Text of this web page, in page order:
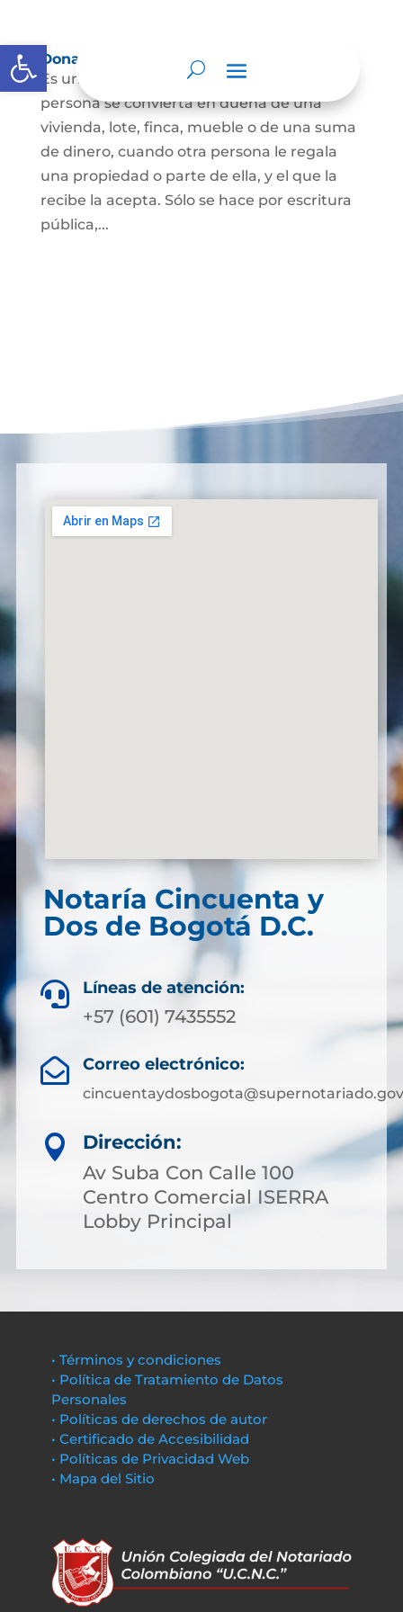
Abrir barra de herramientas
Donación
Es uno de los contratos cuyo fin es que una
persona se convierta en dueña de una
vivienda, lote, finca, mueble o de una suma
de dinero, cuando otra persona le regala
una propiedad o parte de ella, y el que la
recibe la acepta. Sólo se hace por escritura
pública,...
Notaría Cincuenta y
Dos de Bogotá D.C.
 Líneas de atención:
+57 (601) 7435552
 Correo electrónico:

Dirección:
Av Suba Con Calle 100
Centro Comercial ISERRA
Lobby Principal
• Términos y condiciones
• Política de Tratamiento de Datos
Personales
• Políticas de derechos de autor
• Certificado de Accesibilidad
• Políticas de Privacidad Web
• Mapa del Sitio